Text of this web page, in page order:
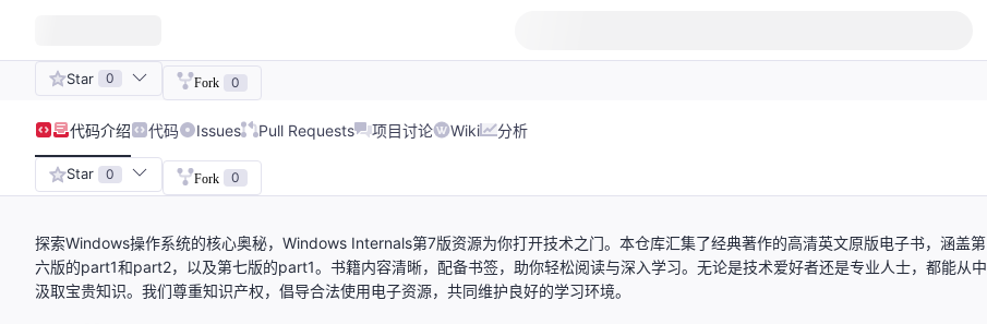
Star 0 Fork 0
代码介绍 代码 Issues Pull Requests 项目讨论 Wiki 分析
Star 0 Fork 0
探索Windows操作系统的核心奥秘，Windows Internals第7版资源为你打开技术之门。本仓库汇集了经典著作的高清英文原版电子书，涵盖第
六版的part1和part2，以及第七版的part1。书籍内容清晰，配备书签，助你轻松阅读与深入学习。无论是技术爱好者还是专业人士，都能从中
汲取宝贵知识。我们尊重知识产权，倡导合法使用电子资源，共同维护良好的学习环境。